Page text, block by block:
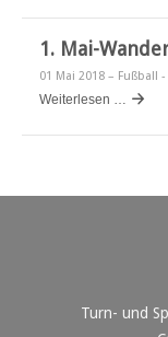
1. Mai-
01 Mai 2018 – Fußball -
Weiterlesen …
Turn- und